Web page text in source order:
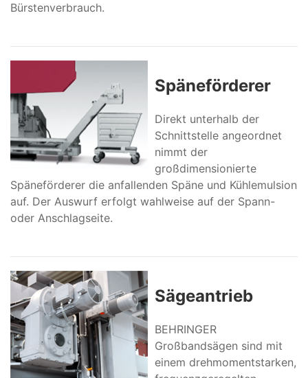
Bürstenverbrauch.
Späneförderer
Direkt unterhalb der
Schnittstelle angeordnet
nimmt der
großdimensionierte
Späneförderer die anfallenden Späne und Kühlemulsion
auf. Der Auswurf erfolgt wahlweise auf der Spann-
oder Anschlagseite.
Sägeantrieb
BEHRINGER
Großbandsägen sind mit
einem drehmomentstarken,